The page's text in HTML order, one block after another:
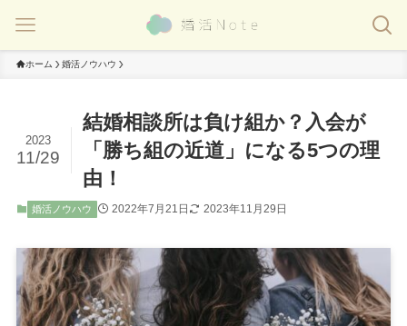
ホーム 婚活ノウハウ
結婚相談所は負け組か？入会が
「勝ち組の近道」になる5つの理
由！
2023
11/29
婚活ノウハウ 2022年7月21日 2023年11月29日